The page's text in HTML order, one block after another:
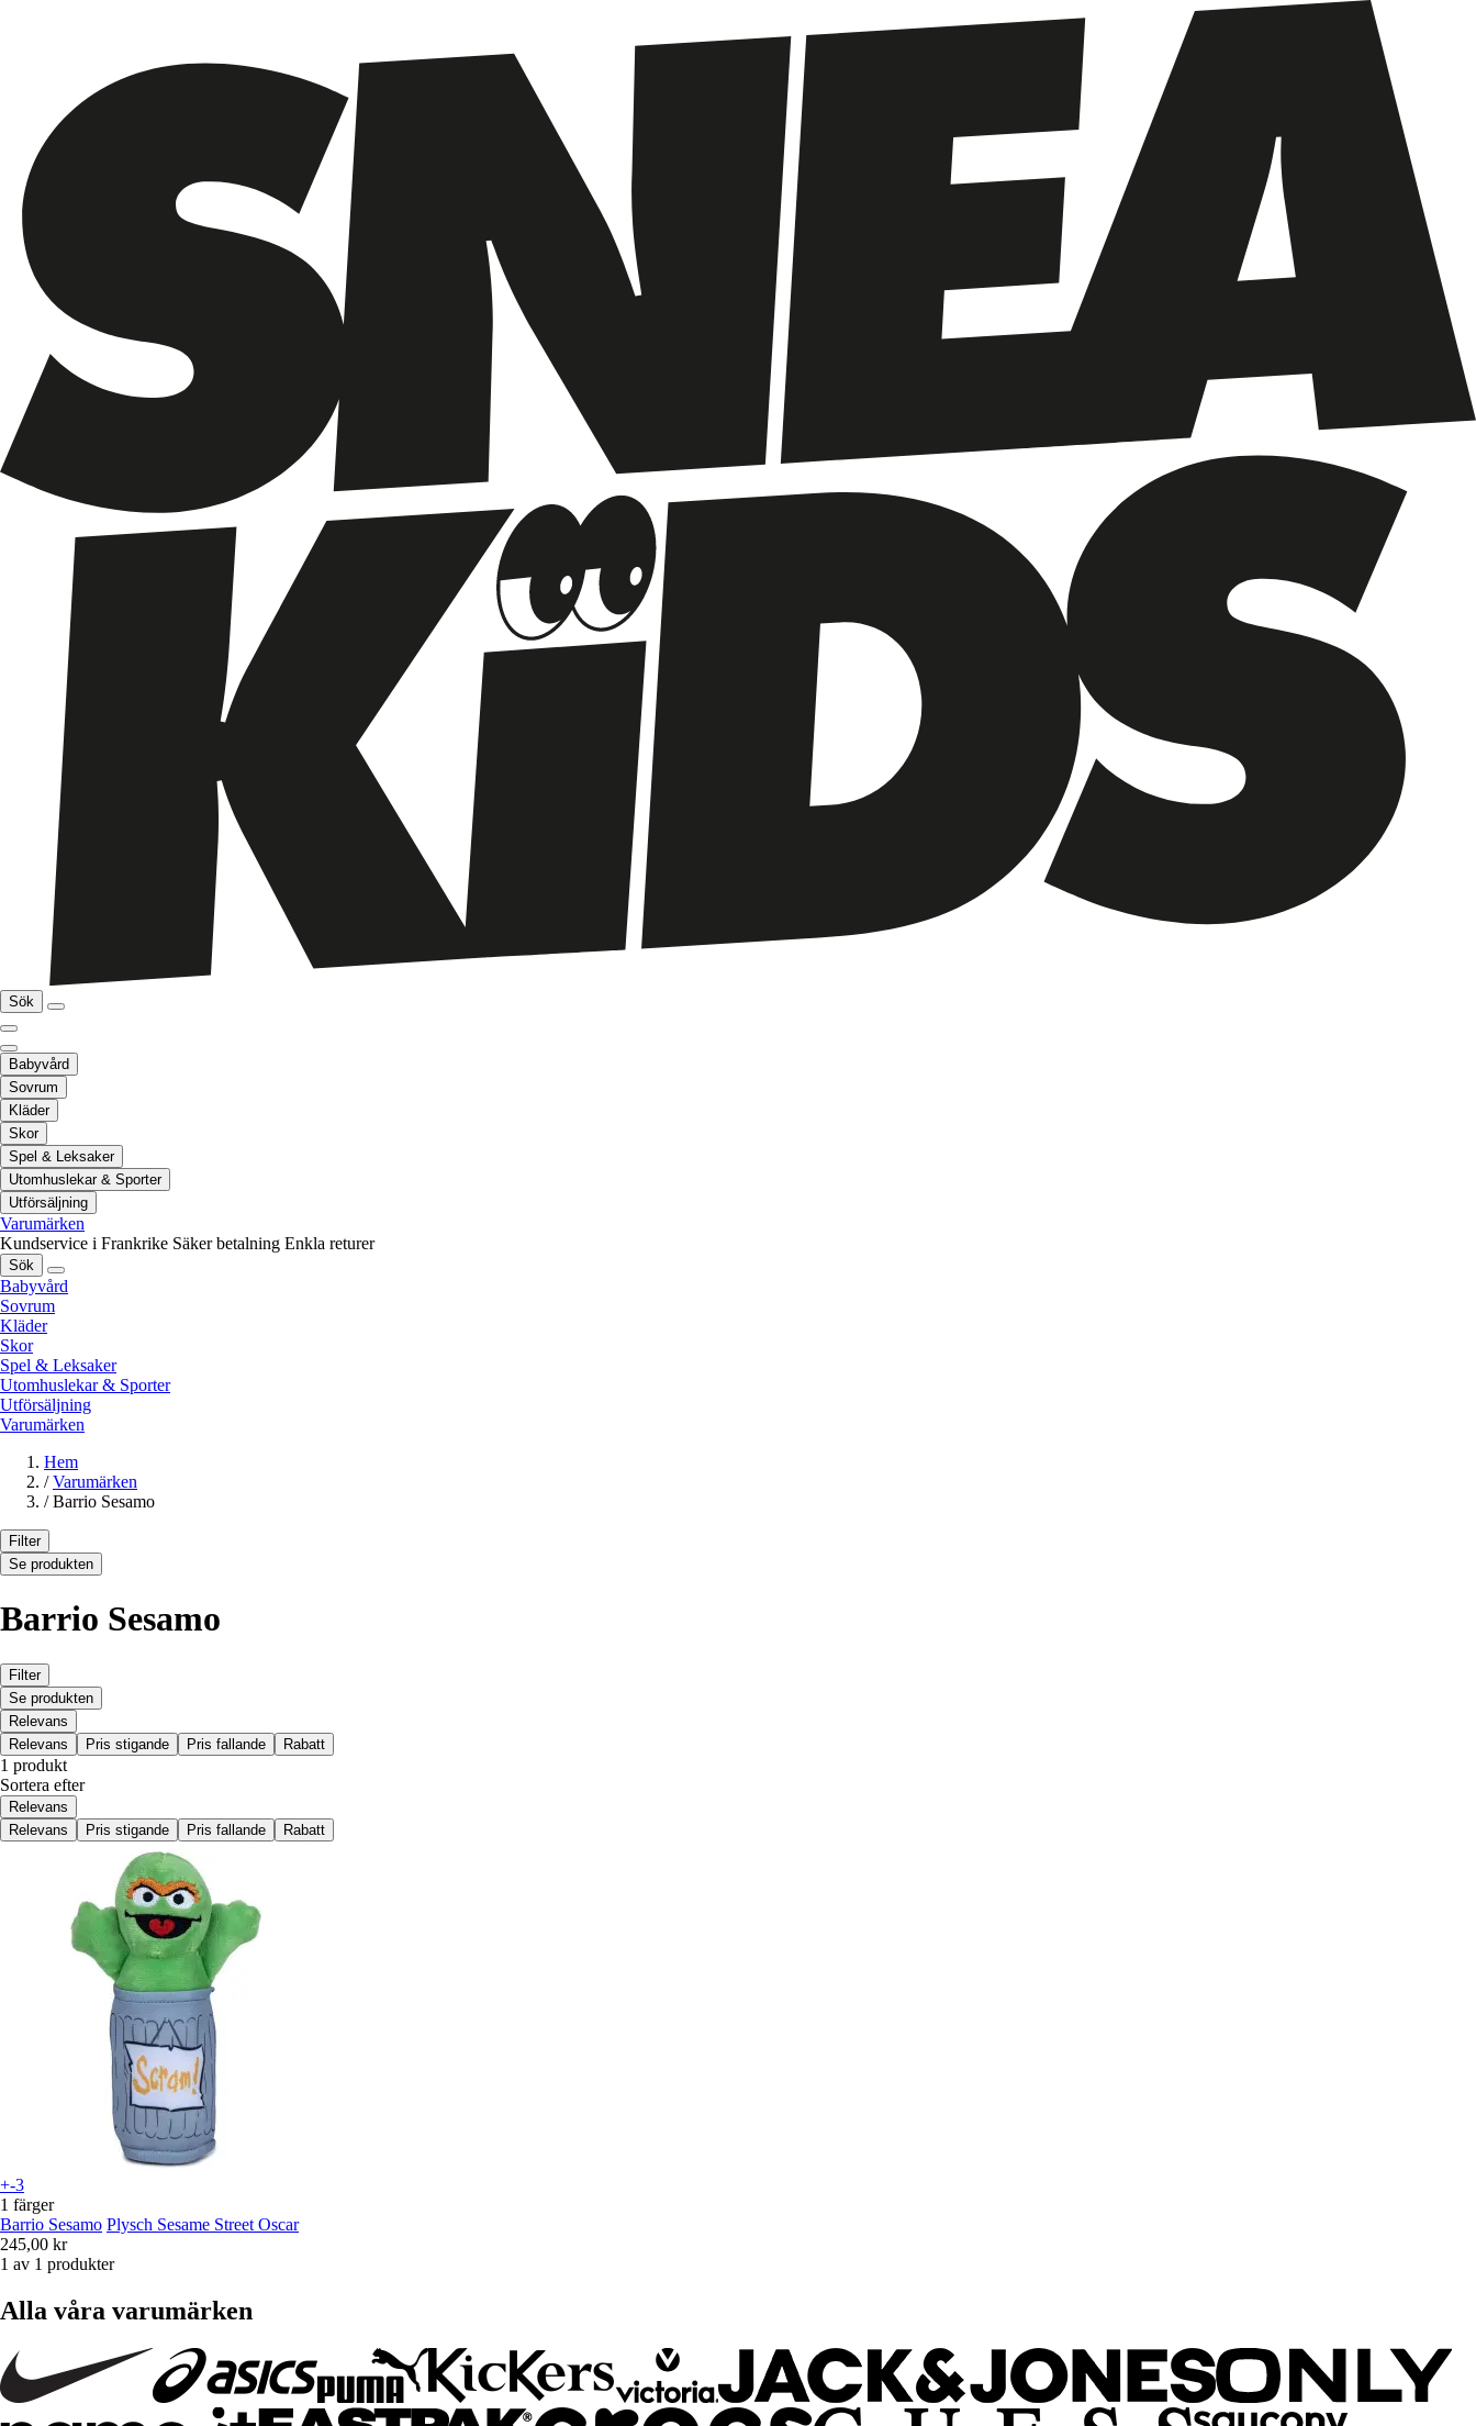
Sök
Babyvård
Sovrum
Kläder
Skor
Spel & Leksaker
Utomhuslekar & Sporter
Utförsäljning
Varumärken
Kundservice i Frankrike Säker betalning Enkla returer
Sök
Babyvård
Sovrum
Kläder
Skor
Spel & Leksaker
Utomhuslekar & Sporter
Utförsäljning
Varumärken
Hem
/ Varumärken
/ Barrio Sesamo
Filter
Se produkten
Barrio Sesamo
Filter
Se produkten
Relevans
Relevans
Pris stigande Pris fallande Rabatt
1 produkt
Sortera efter
Relevans
Relevans
Pris stigande Pris fallande Rabatt
+-3
1 färger
Barrio Sesamo Plysch Sesame Street Oscar
245,00 kr
1 av 1 produkter
Alla våra varumärken